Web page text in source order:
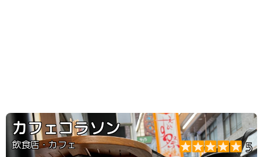
カフェコラソン
飲食店・カフェ 5